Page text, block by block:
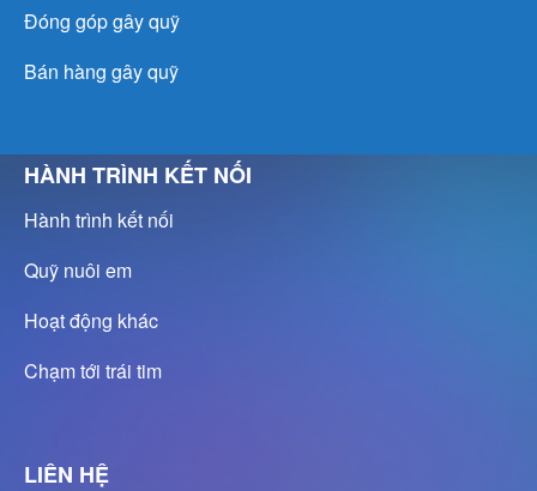
Đóng góp gây quỹ
Bán hàng gây quỹ
HÀNH TRÌNH KẾT NỐI
Hành trình kết nối
Quỹ nuôi em
Hoạt động khác
Chạm tới trái tim
LIÊN HỆ